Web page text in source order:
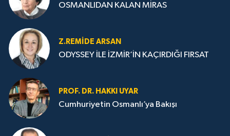
OSMANLIDAN KALAN MİRAS
Z.REMIDE ARSAN
ODYSSEY İLE İZMİR’İN KAÇIRDIĞI FIRSAT
PROF. DR. HAKKI UYAR
Cumhuriyetin Osmanlı’ya Bakışı